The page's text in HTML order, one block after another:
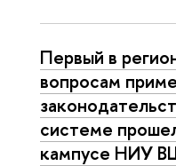
Первый в
вопросам
системе
кампусе НИУ